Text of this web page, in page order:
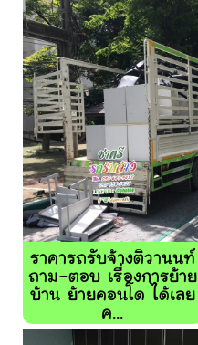
ราคารถรับจ้างติวานนท์
ถาม-ตอบ เรื่องการย้าย
บ้าน ย้ายคอนโด ได้เลย
ค...